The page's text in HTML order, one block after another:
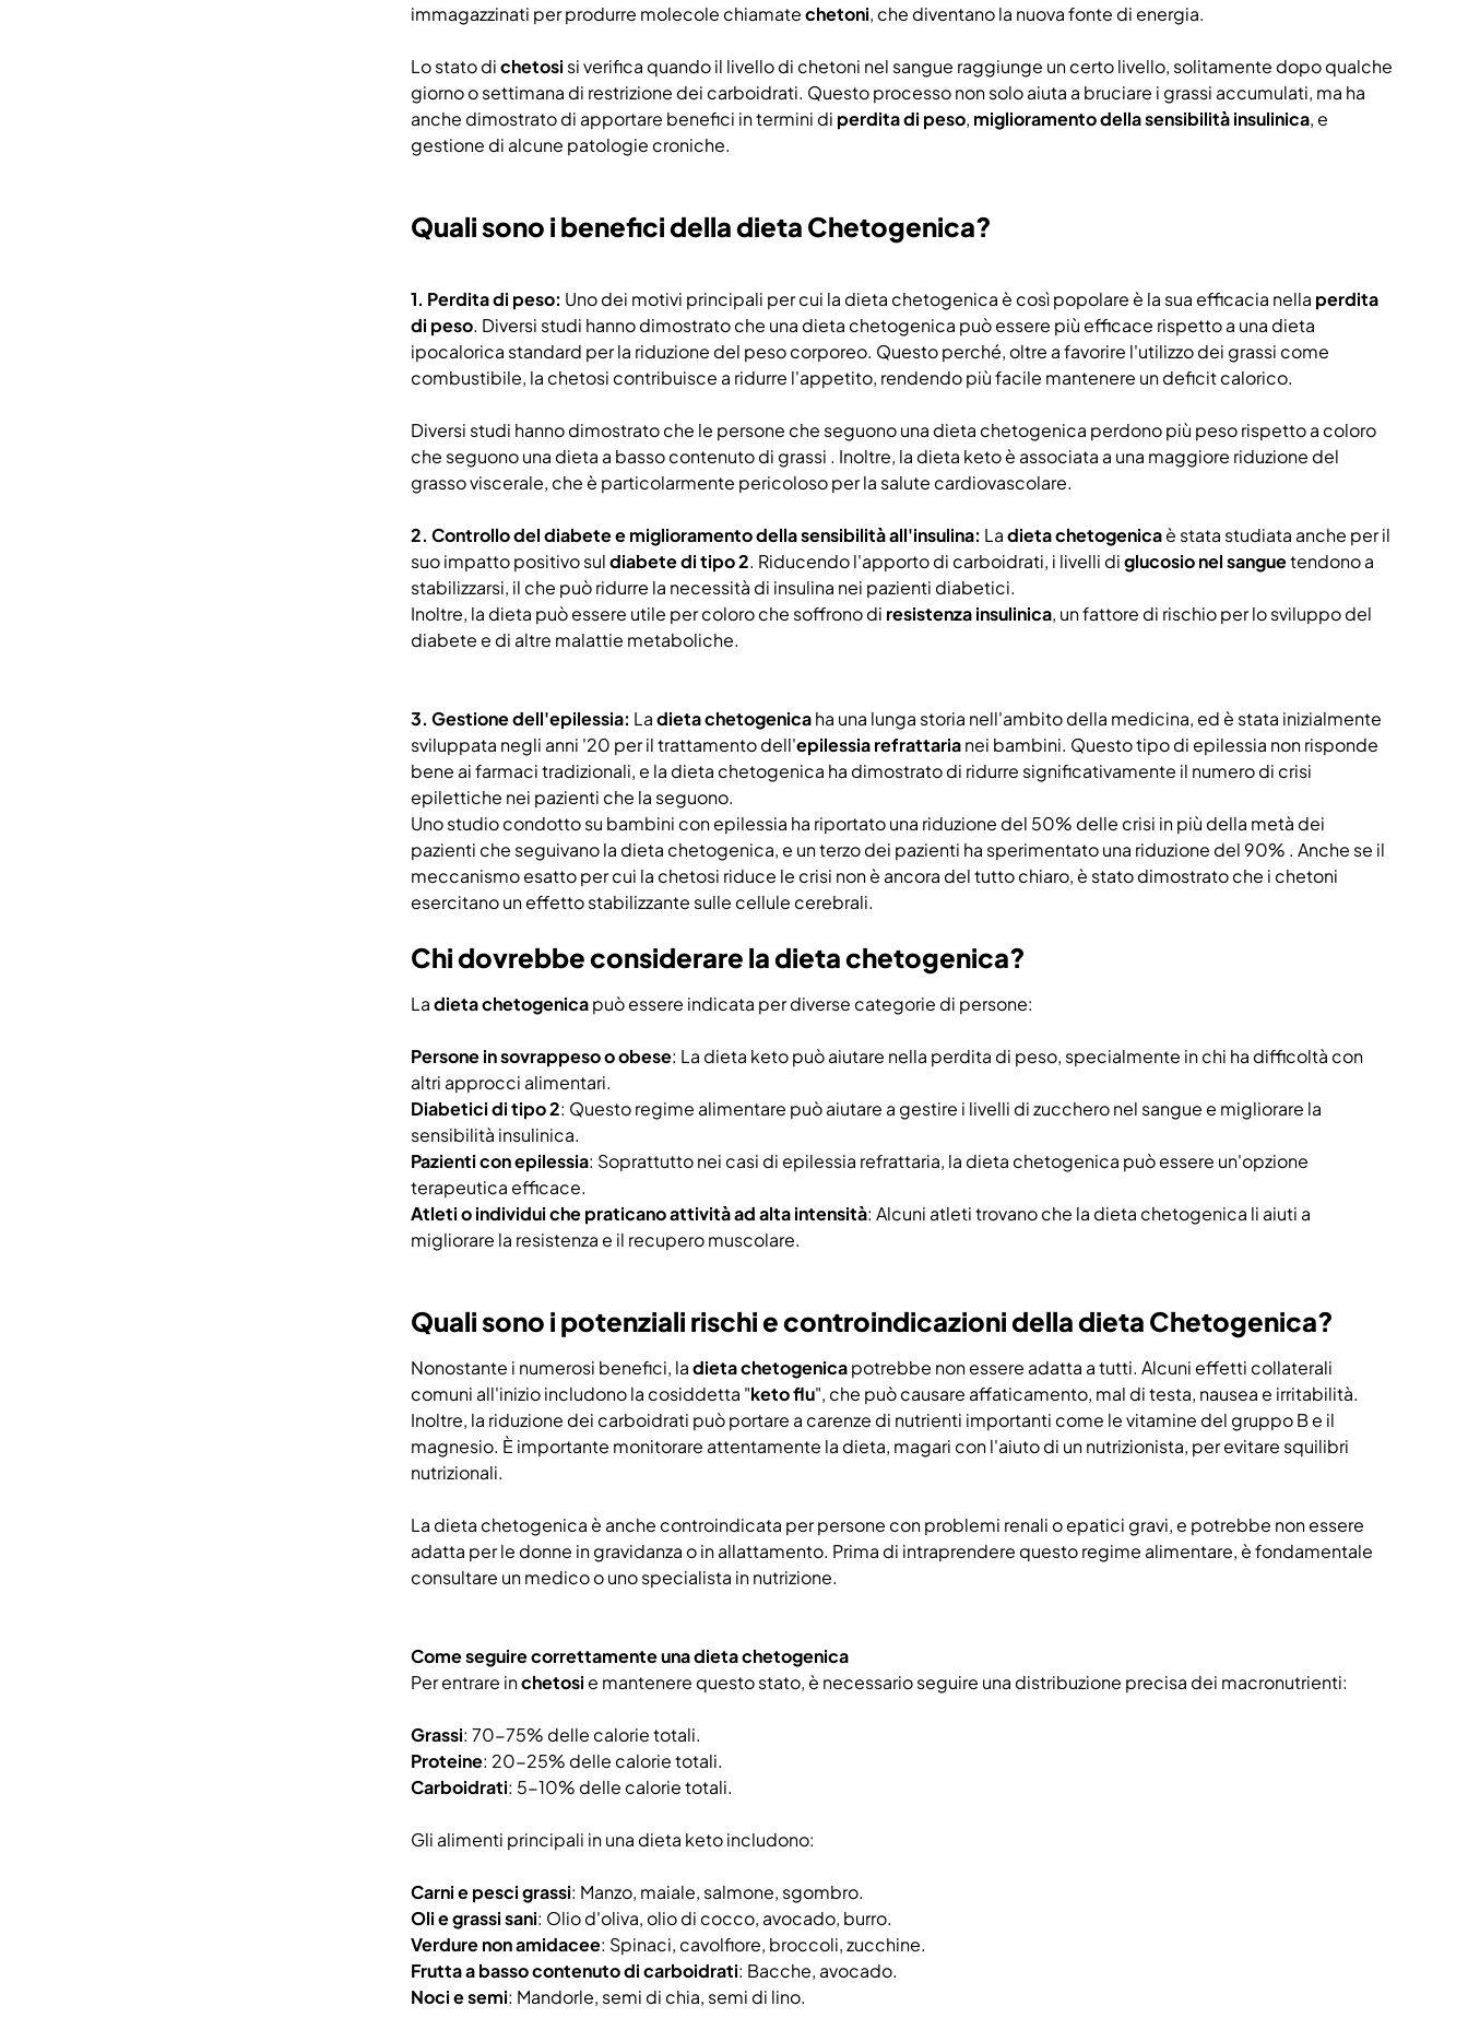
immagazzinati per produrre molecole chiamatechetoni, che diventano la nuova fonte di energia.
Lo stato dichetosi si verifica quando il livello di chetoni nel sangue raggiunge un certo livello, solitamente dopo qualche
giorno o settimana di restrizione dei carboidrati. Questo processo non solo aiuta a bruciare i grassi accumulati, ma ha
anche dimostrato di apportare benefici in termini di perdita di peso, miglioramento della sensibilità insulinica, e
gestione di alcune patologie croniche.
Quali sono i benefici della dieta Chetogenica?
1. Perdita di peso: Uno dei motivi principali per cui la dieta chetogenica è così popolare è la sua efficacia nella perdita
di peso. Diversi studi hanno dimostrato che una dieta chetogenica può essere più efficace rispetto a una dieta
ipocalorica standard per la riduzione del peso corporeo. Questo perché, oltre a favorire l'utilizzo dei grassi come
combustibile, la chetosi contribuisce a ridurre l'appetito, rendendo più facile mantenere un deficit calorico.
Diversi studi hanno dimostrato che le persone che seguono una dieta chetogenica perdono più peso rispetto a coloro
che seguono una dieta a basso contenuto di grassi . Inoltre, la dieta keto è associata a una maggiore riduzione del
grasso viscerale, che è particolarmente pericoloso per la salute cardiovascolare.
2. Controllo del diabete e miglioramento della sensibilità all'insulina: Ladieta chetogenicaè stata studiata anche per il
suo impatto positivo suldiabete di tipo 2. Riducendo l'apporto di carboidrati, i livelli diglucosio nel sanguetendono a
stabilizzarsi, il che può ridurre la necessità di insulina nei pazienti diabetici.
Inoltre, la dieta può essere utile per coloro che soffrono di resistenza insulinica, un fattore di rischio per lo sviluppo del
diabete e di altre malattie metaboliche.
3. Gestione dell'epilessia: Ladieta chetogenicaha una lunga storia nell'ambito della medicina, ed è stata inizialmente
sviluppata negli anni '20 per il trattamento dell'epilessia refrattarianei bambini. Questo tipo di epilessia non risponde
bene ai farmaci tradizionali, e la dieta chetogenica ha dimostrato di ridurre significativamente il numero di crisi
epilettiche nei pazienti che la seguono.
Uno studio condotto su bambini con epilessia ha riportato una riduzione del 50% delle crisi in più della metà dei
pazienti che seguivano la dieta chetogenica, e un terzo dei pazienti ha sperimentato una riduzione del 90% . Anche se il
meccanismo esatto per cui la chetosi riduce le crisi non è ancora del tutto chiaro, è stato dimostrato che i chetoni
esercitano un effetto stabilizzante sulle cellule cerebrali.
Chi dovrebbe considerare la dieta chetogenica?
Ladieta chetogenicapuò essere indicata per diverse categorie di persone:
Persone in sovrappeso o obese: La dieta keto può aiutare nella perdita di peso, specialmente in chi ha difficoltà con
altri approcci alimentari.
Diabetici di tipo 2: Questo regime alimentare può aiutare a gestire i livelli di zucchero nel sangue e migliorare la
sensibilità insulinica.
Pazienti con epilessia: Soprattutto nei casi di epilessia refrattaria, la dieta chetogenica può essere un'opzione
terapeutica efficace.
Atleti o individui che praticano attività ad alta intensità: Alcuni atleti trovano che la dieta chetogenica li aiuti a
migliorare la resistenza e il recupero muscolare.
Quali sono i potenziali rischi e controindicazioni della dieta Chetogenica?
Nonostante i numerosi benefici, ladieta chetogenicapotrebbe non essere adatta a tutti. Alcuni effetti collaterali
comuni all'inizio includono la cosiddetta "keto flu", che può causare affaticamento, mal di testa, nausea e irritabilità.
Inoltre, la riduzione dei carboidrati può portare a carenze di nutrienti importanti come le vitamine del gruppo B e il
magnesio. È importante monitorare attentamente la dieta, magari con l'aiuto di un nutrizionista, per evitare squilibri
nutrizionali.
La dieta chetogenica è anche controindicata per persone con problemi renali o epatici gravi, e potrebbe non essere
adatta per le donne in gravidanza o in allattamento. Prima di intraprendere questo regime alimentare, è fondamentale
consultare un medico o uno specialista in nutrizione.
Come seguire correttamente una dieta chetogenica
Per entrare inchetosie mantenere questo stato, è necessario seguire una distribuzione precisa dei macronutrienti:
Grassi: 70-75% delle calorie totali.
Proteine: 20-25% delle calorie totali.
Carboidrati: 5-10% delle calorie totali.
Gli alimenti principali in una dieta keto includono:
Carni e pesci grassi: Manzo, maiale, salmone, sgombro.
Oli e grassi sani: Olio d'oliva, olio di cocco, avocado, burro.
Verdure non amidacee: Spinaci, cavolfiore, broccoli, zucchine.
Frutta a basso contenuto di carboidrati: Bacche, avocado.
Noci e semi: Mandorle, semi di chia, semi di lino.